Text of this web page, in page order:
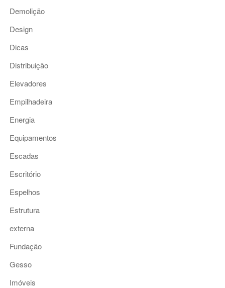
Demolição
Design
Dicas
Distribuição
Elevadores
Empilhadeira
Energia
Equipamentos
Escadas
Escritório
Espelhos
Estrutura
externa
Fundação
Gesso
Imóveis